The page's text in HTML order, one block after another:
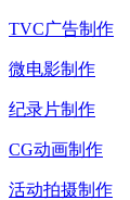
TVC广告制作
微电影制作
纪录片制作
CG动画制作
活动拍摄制作